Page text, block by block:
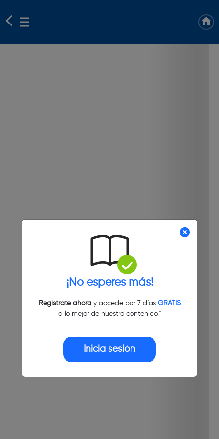
¡No esperes más!
Regístrate ahoray accede por 7 días GRATIS
a lo mejor de nuestro contenido."
Inicia sesión